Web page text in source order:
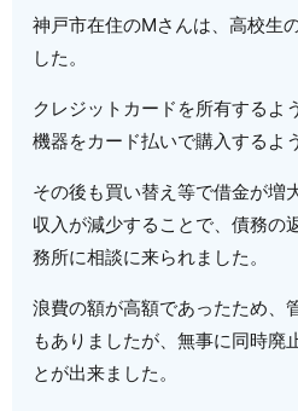
神戸市在住のMさんは、高校生
した。
クレジットカードを所有するよ
機器をカード払いで購入するよ
その後も買い替え等で借金が増
収入が減少することで、債務の
務所に相談に来られました。
浪費の額が高額であったため、
もありましたが、無事に同時廃
とが出来ました。